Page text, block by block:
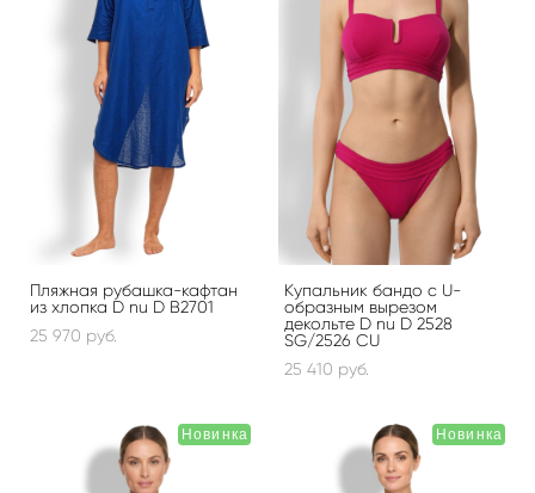
Пляжная рубашка-кафтан
из хлопка D nu D B2701
25 970 pуб.
Купальник бандо с U-
образным вырезом
декольте D nu D 2528
SG/2526 CU
25 410 pуб.
Новинка Новинка